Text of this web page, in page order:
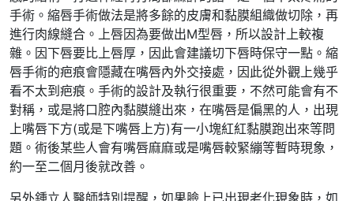
手術。縮唇手術做法是將多餘的皮膚和黏膜組織做切除，再
進行肉線縫合。上唇因為要做出M型唇，所以設計上較複
雜。因下唇要比上唇厚，因此會建議切下唇時保守一點。縮
唇手術的疤痕會隱藏在嘴唇內外交接處，因此從外觀上幾乎
看不太到疤痕。手術的設計及執行很重要，不然可能會有不
對稱，或是將口腔內黏膜縫出來，在嘴唇是偏黑的人，出現
上嘴唇下方(或是下嘴唇上方)有一小塊紅紅黏膜跑出來等問
題。術後某些人會有嘴唇麻麻或是嘴唇較緊繃等暫時現象，
約一至二個月後就改善。
另外鍾立人醫師特別提醒，如果臉上已出現老化現象時，如